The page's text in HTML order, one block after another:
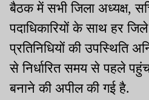
बैठक में सभी जिला अध्यक्ष,
पदाधिकारियों के साथ हर
प्रतिनिधियों की उपस्थिति
से निर्धारित समय से पहले
बनाने की अपील की गई है.